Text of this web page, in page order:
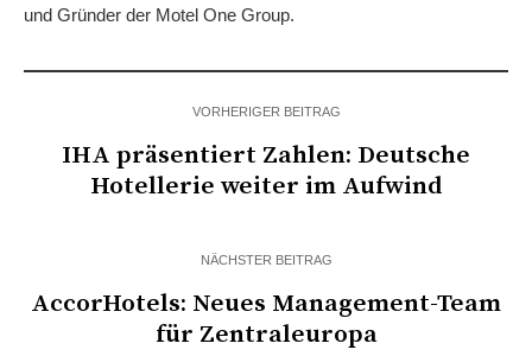
und Gründer der Motel One Group.
VORHERIGER BEITRAG
IHA präsentiert Zahlen: Deutsche
Hotellerie weiter im Aufwind
NÄCHSTER BEITRAG
AccorHotels: Neues Management-Team
für Zentraleuropa